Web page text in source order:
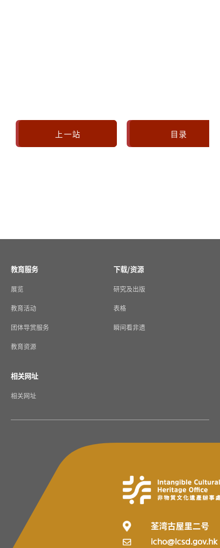
上一站 目录
教育服务
展览
教育活动
团体导赏服务
教育资源
下载/资源
研究及出版
表格
瞬间看非遗
相关网址
相关网址
荃湾古屋里二号
icho@lcsd.gov.hk